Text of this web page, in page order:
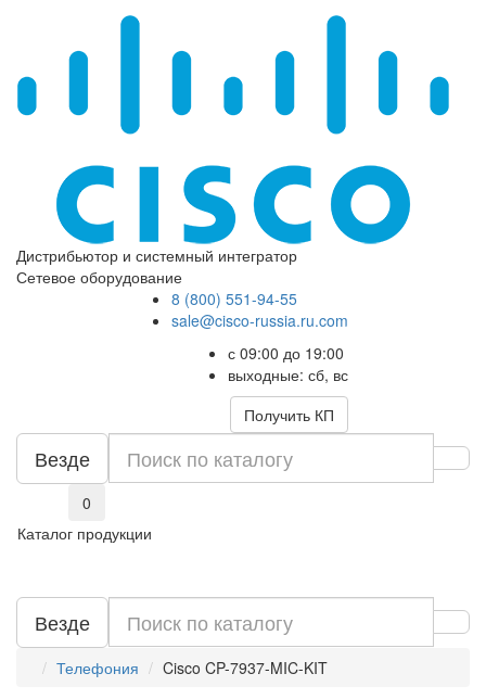
Дистрибьютор и системный интегратор
Сетевое оборудование
8 (800) 551-94-55
sale@cisco-russia.ru.com
с 09:00 до 19:00
выходные: сб, вс
Получить КП
Везде
0
Каталог продукции
Везде
Телефония Cisco CP-7937-MIC-KIT